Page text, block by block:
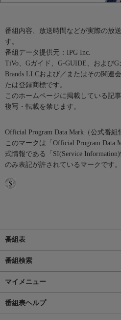
番組内容、放送時間などが実際の放
す。
番組データ提供元：IPG Inc.
TiVo、Gガイド、G-GUIDE、および
Brands LLCおよび／またはその関連
たは登録商標です。
このホームページに掲載している記
複写・転載を禁じます。
Official Program Data Mark（公式番組
このマークは「Official Program Data
式情報である「SI(Service
のみ表記が許されているマークです。
番組表
番組検索
マイメニュー
番組表ヘルプ